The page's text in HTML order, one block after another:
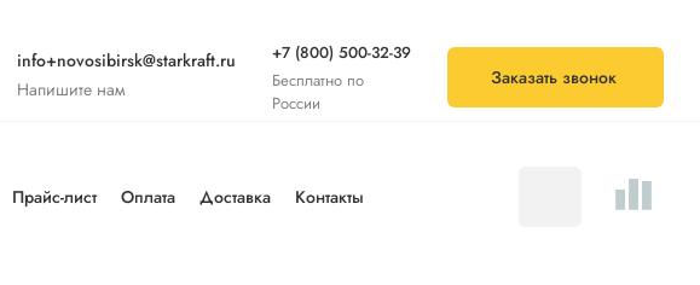
info+novosibirsk@starkraft.ru
Напишите нам
+7 (800) 500-32-39
Бесплатно по
России
Заказать звонок
Прайс-лист Оплата Доставка Контакты